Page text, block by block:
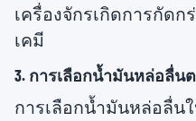
เครื่องจักรเกิดการกัด
เคมี
3. การเลือกน้ำมันหล่อลื่
การเลือกน้ำมันหล่อลื่น